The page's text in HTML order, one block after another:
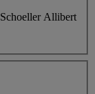
Schoeller Allibert